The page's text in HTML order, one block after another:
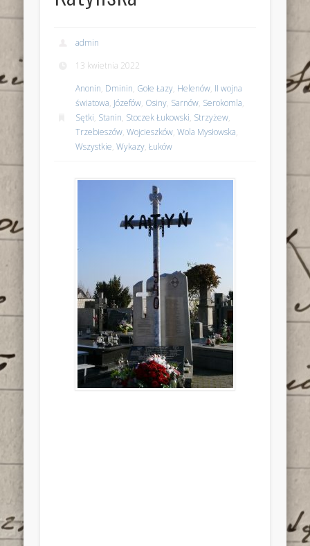
admin
13 kwietnia 2022
Anonin, Dminin, Gołe Łazy, Helenów, II wojna
światowa, Józefów, Osiny, Sarnów, Serokomla,
Sętki, Stanin, Stoczek Łukowski, Strzyżew,
Trzebieszów,Wojcieszków,Wola Mysłowska,
Wszystkie,Wykazy,Łuków